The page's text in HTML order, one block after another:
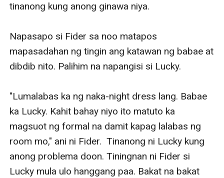
tinanong kung anong ginawa niya.
Napasapo si Fider sa noo matapos
mapasadahan ng tingin ang katawan ng babae at
dibdib nito. Palihim na napangisi si Lucky.
"Lumalabas ka ng naka-night dress lang. Babae
ka Lucky. Kahit bahay niyo ito matuto ka
magsuot ng formal na damit kapag lalabas ng
room mo," ani ni Fider.  Tinanong ni Lucky kung
anong problema doon. Tiningnan ni Fider si
Lucky mula ulo hanggang paa. Bakat na bakat